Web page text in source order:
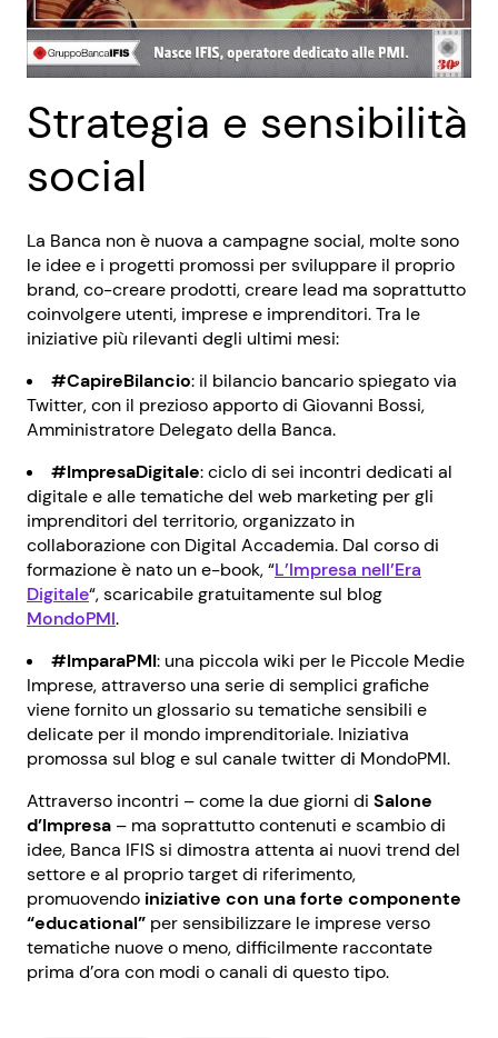
Strategia e sensibilità
social
La Banca non è nuova a campagne social, molte sono
le idee e i progetti promossi per sviluppare il proprio
brand, co-creare prodotti, creare lead ma soprattutto
coinvolgere utenti, imprese e imprenditori. Tra le
iniziative più rilevanti degli ultimi mesi:
#CapireBilancio: il bilancio bancario spiegato via
Twitter, con il prezioso apporto di Giovanni Bossi,
Amministratore Delegato della Banca.
#ImpresaDigitale: ciclo di sei incontri dedicati al
digitale e alle tematiche del web marketing per gli
imprenditori del territorio, organizzato in
collaborazione con Digital Accademia. Dal corso di
formazione è nato un e-book, “L’Impresa nell’Era
Digitale“, scaricabile gratuitamente sul blog
MondoPMI.
#ImparaPMI: una piccola wiki per le Piccole Medie
Imprese, attraverso una serie di semplici grafiche
viene fornito un glossario su tematiche sensibili e
delicate per il mondo imprenditoriale. Iniziativa
promossa sul blog e sul canale twitter di MondoPMI.
Attraverso incontri – come la due giorni di Salone
d’Impresa – ma soprattutto contenuti e scambio di
idee, Banca IFIS si dimostra attenta ai nuovi trend del
settore e al proprio target di riferimento,
promuovendo iniziative con una forte componente
“educational” per sensibilizzare le imprese verso
tematiche nuove o meno, difficilmente raccontate
prima d’ora con modi o canali di questo tipo.